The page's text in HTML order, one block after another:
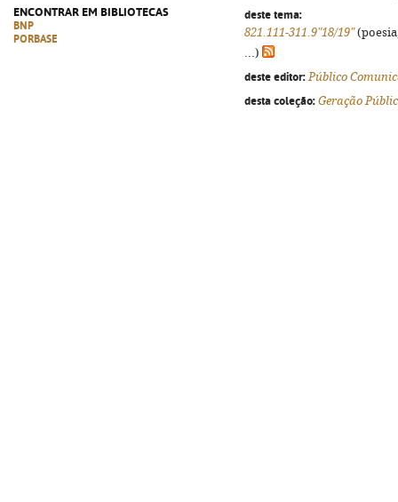
ENCONTRAR EM BIBLIOTECAS
BNP
PORBASE
deste tema:
821.111-311.9"18/19"
...)
deste editor: Público
desta coleção: Geração